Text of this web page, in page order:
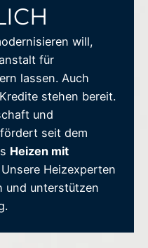
will,
für
lassen. Auch
stehen bereit.
und
seit dem
Heizen mit
Unsere Heizexperten
und unterstützen